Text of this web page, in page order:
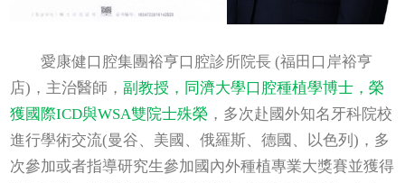
愛康健口腔集團裕亨口腔診所院長 (福田口岸裕亨
店)，主治醫師， 副教授，同濟大學口腔種植學博士，榮
獲國際ICD與WSA雙院士殊榮 ，多次赴國外知名牙科院校
進行學術交流(曼谷、美國、俄羅斯、德國、以色列)，多
次參加或者指導研究生參加國內外種植專業大獎賽並獲得